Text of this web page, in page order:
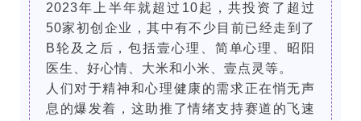
2023年上半年就超过10起，共投资了超过
50家初创企业，其中有不少目前已经走到了
B轮及之后，包括壹心理、简单心理、昭阳
医生、好心情、大米和小米、壹点灵等。
人们对于精神和心理健康的需求正在悄无声
息的爆发着，这助推了情绪支持赛道的飞速